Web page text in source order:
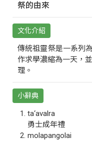
祭的由來
文化介紹
傳統祖靈祭是一系列
作求學濃縮為一天，
理。
小辭典
ta‘avalra
勇士成年禮
molapangolai